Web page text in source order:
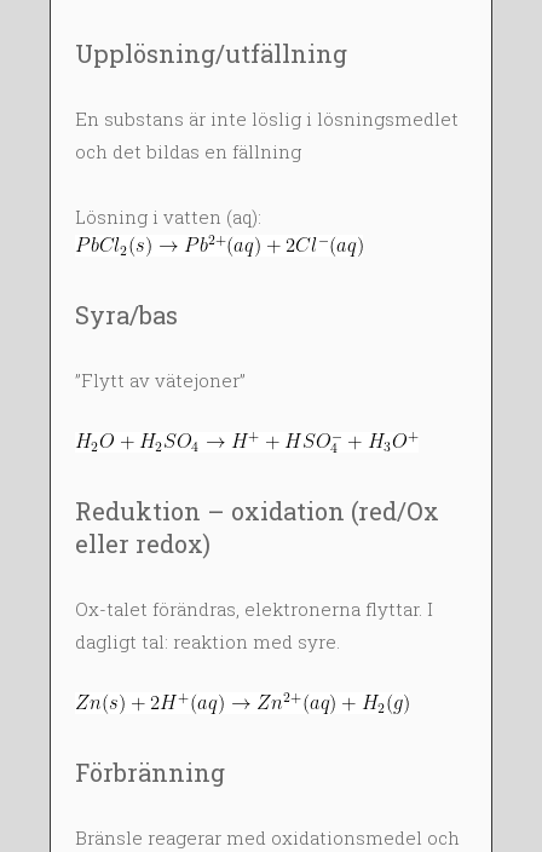
Upplösning/utfällning
En substans är inte löslig i lösningsmedlet
och det bildas en fällning
Lösning i vatten (aq):
Syra/bas
”Flytt av vätejoner”
Reduktion – oxidation (red/Ox
eller redox)
Ox-talet förändras, elektronerna flyttar. I
dagligt tal: reaktion med syre.
Förbränning
Bränsle reagerar med oxidationsmedel och